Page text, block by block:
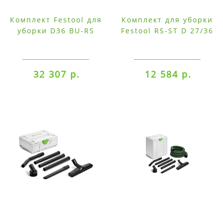
Комплект Festool для
уборки D36 BU-RS
32 307 р.
Комплект для уборки
Festool RS-ST D 27/36
12 584 р.